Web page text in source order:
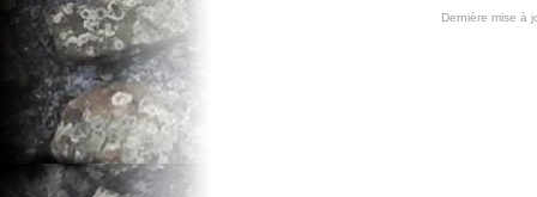
Dernière mise à